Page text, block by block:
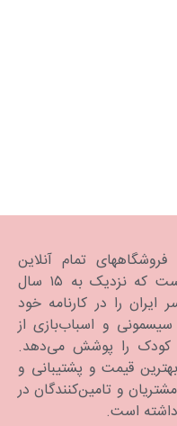
تمام آنلاین
سیسمونی و اسباب‌بازی در ایران است که نزدیک به ۱۵ سال
را در کارنامه خود
و اسباب‌بازی از
تا بالاتر از 5 سالگی کودک را پوشش می‌دهد.
قیمت و پشتیبانی و
و تامین‌کنندگان در
داشته است.